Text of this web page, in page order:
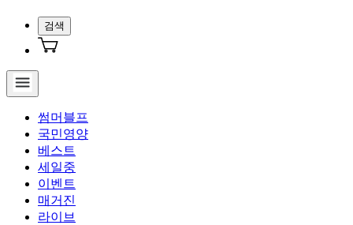
검색
썸머블프
국민영양
베스트
세일중
이벤트
매거진
라이브